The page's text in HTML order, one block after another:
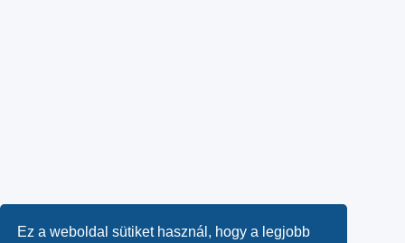
Ez a weboldal sütiket használ, hogy a legjobb